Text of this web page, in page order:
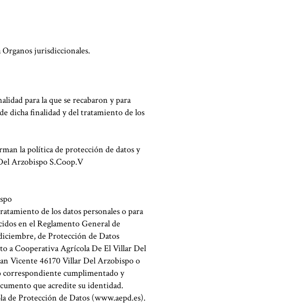
jurisdiccionales.
para la que se recabaron y para
dicha finalidad y del tratamiento de los
la política de protección de datos y
Arzobispo S.Coop.V
de los datos personales o para
en el Reglamento General de
de Protección de Datos
a Cooperativa Agrícola De El Villar Del
Vicente 46170 Villar Del Arzobispo o
cumplimentado y
que acredite su identidad.
de Protección de Datos (www.aepd.es).